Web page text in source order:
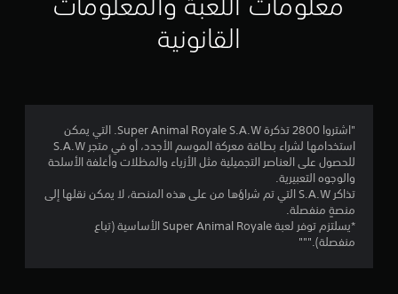
القانونية
"اشتروا 2800 تذكرة Super Animal Royale S.A.W. التي يمكن
استخدامها لشراء بطاقة معركة الموسم الأجدد، أو في متجر S.A.W
للحصول على العناصر التجميلية مثل الأزياء والمظلات وأغلفة الأسلحة
والوجوه التعبيرية.
تذاكر S.A.W التي تم شراؤها من على هذه المنصة، لا يمكن نقلها إلى
منصةٍ منفصلة.
*يسلتزم توفر لعبة Super Animal Royale الأساسية (تباع
منفصلة)."""